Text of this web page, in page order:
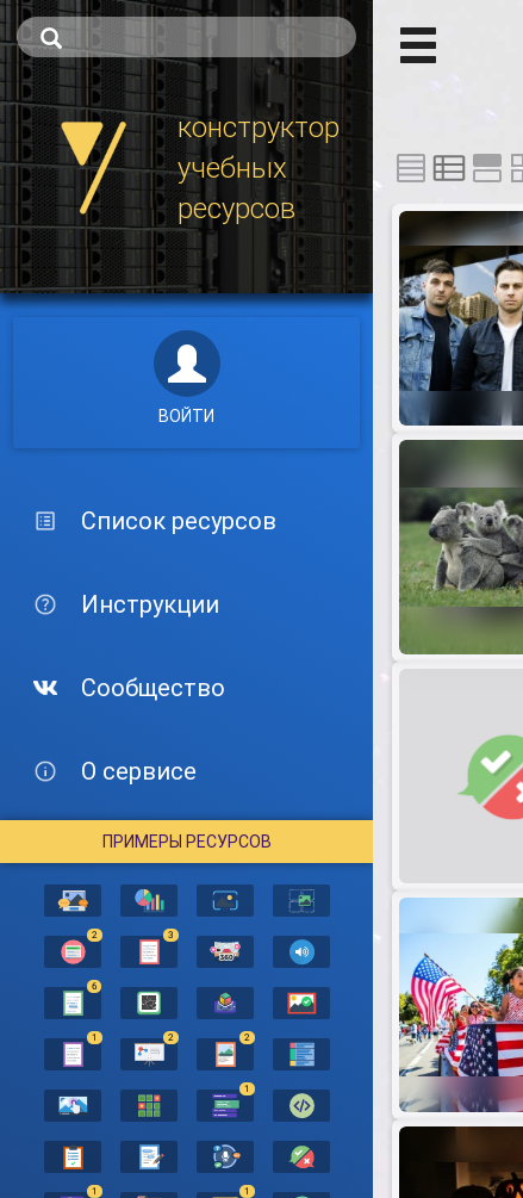
конструктор
учебных
ресурсов
ВОЙТИ
Список ресурсов
Инструкции
Сообщество
О сервисе
ПРИМЕРЫ РЕСУРСОВ
2 3
6
1 2 2
1
1 1